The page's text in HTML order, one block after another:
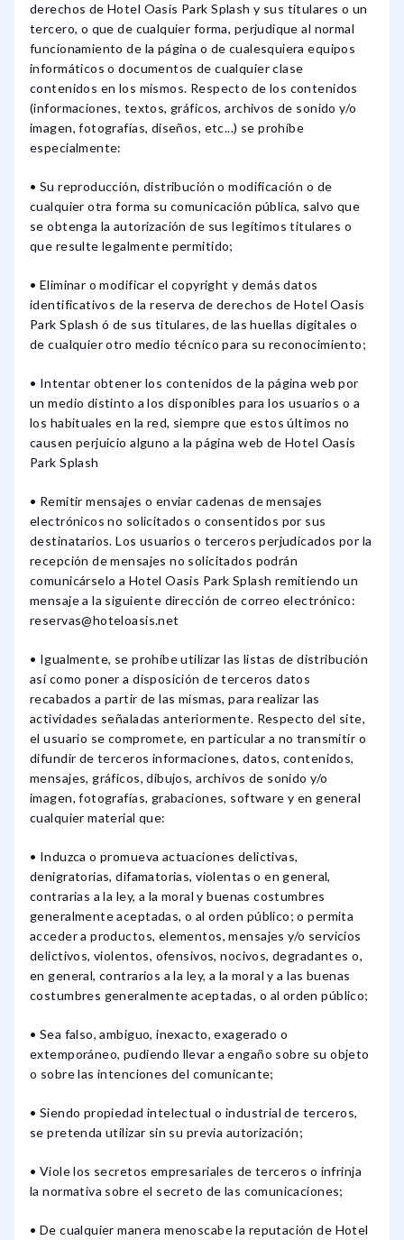
derechos de Hotel Oasis Park Splash y sus titulares o un
tercero, o que de cualquier forma, perjudique al normal
funcionamiento de la página o de cualesquiera equipos
informáticos o documentos de cualquier clase
contenidos en los mismos. Respecto de los contenidos
(informaciones, textos, gráficos, archivos de sonido y/o
imagen, fotografías, diseños, etc...) se prohíbe
especialmente:
• Su reproducción, distribución o modificación o de
cualquier otra forma su comunicación pública, salvo que
se obtenga la autorización de sus legítimos titulares o
que resulte legalmente permitido;
• Eliminar o modificar el copyright y demás datos
identificativos de la reserva de derechos de Hotel Oasis
Park Splash ó de sus titulares, de las huellas digitales o
de cualquier otro medio técnico para su reconocimiento;
• Intentar obtener los contenidos de la página web por
un medio distinto a los disponibles para los usuarios o a
los habituales en la red, siempre que estos últimos no
causen perjuicio alguno a la página web de Hotel Oasis
Park Splash
• Remitir mensajes o enviar cadenas de mensajes
electrónicos no solicitados o consentidos por sus
destinatarios. Los usuarios o terceros perjudicados por la
recepción de mensajes no solicitados podrán
comunicárselo a Hotel Oasis Park Splash remitiendo un
mensaje a la siguiente dirección de correo electrónico:
reservas@hoteloasis.net
• Igualmente, se prohíbe utilizar las listas de distribución
así como poner a disposición de terceros datos
recabados a partir de las mismas, para realizar las
actividades señaladas anteriormente. Respecto del site,
el usuario se compromete, en particular a no transmitir o
difundir de terceros informaciones, datos, contenidos,
mensajes, gráficos, dibujos, archivos de sonido y/o
imagen, fotografías, grabaciones, software y en general
cualquier material que:
• Induzca o promueva actuaciones delictivas,
denigratorias, difamatorias, violentas o en general,
contrarias a la ley, a la moral y buenas costumbres
generalmente aceptadas, o al orden público; o permita
acceder a productos, elementos, mensajes y/o servicios
delictivos, violentos, ofensivos, nocivos, degradantes o,
en general, contrarios a la ley, a la moral y a las buenas
costumbres generalmente aceptadas, o al orden público;
• Sea falso, ambiguo, inexacto, exagerado o
extemporáneo, pudiendo llevar a engaño sobre su objeto
o sobre las intenciones del comunicante;
• Siendo propiedad intelectual o industrial de terceros,
se pretenda utilizar sin su previa autorización;
• Viole los secretos empresariales de terceros o infrinja
la normativa sobre el secreto de las comunicaciones;
• De cualquier manera menoscabe la reputación de Hotel